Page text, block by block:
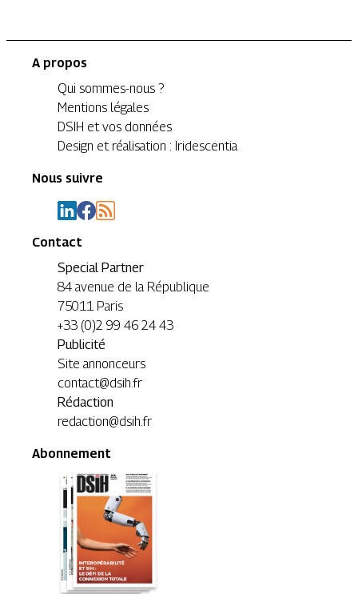
A propos
Qui sommes-nous ?
Mentions légales
DSIH et vos données
Design et réalisation : Iridescentia
Nous suivre
Contact
Special Partner
84 avenue de la République
75011 Paris
+33 (0)2 99 46 24 43
Publicité
Site annonceurs
contact@dsih.fr
Rédaction
redaction@dsih.fr
Abonnement